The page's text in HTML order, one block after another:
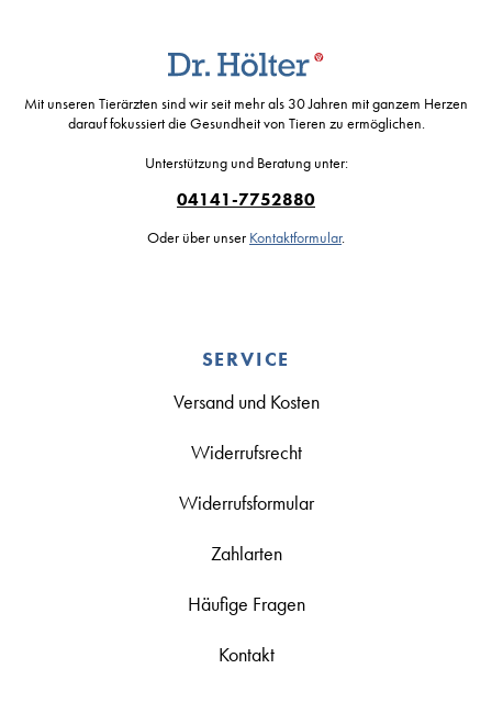
Mit unseren Tierärzten sind wir seit mehr als 30 Jahren mit ganzem Herzen
darauf fokussiert die Gesundheit von Tieren zu ermöglichen.
Unterstützung und Beratung unter:
04141-7752880
Oder über unser Kontaktformular.
SERVICE
Versand und Kosten
Widerrufsrecht
Widerrufsformular
Zahlarten
Häufige Fragen
Kontakt